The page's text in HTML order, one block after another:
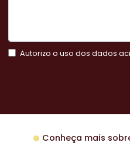
Autorizo o uso dos dados
Conheça mais